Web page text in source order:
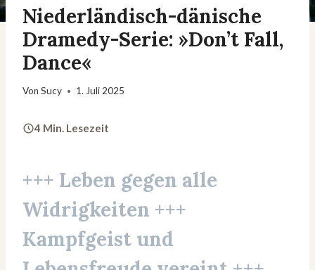
Niederländisch-dänische
Dramedy-Serie: »Don’t Fall,
Dance«
Von Sucy 1. Juli 2025
4 Min. Lesezeit
+++ Leben gegen alle
Widrigkeiten +++
Kampfgeist und